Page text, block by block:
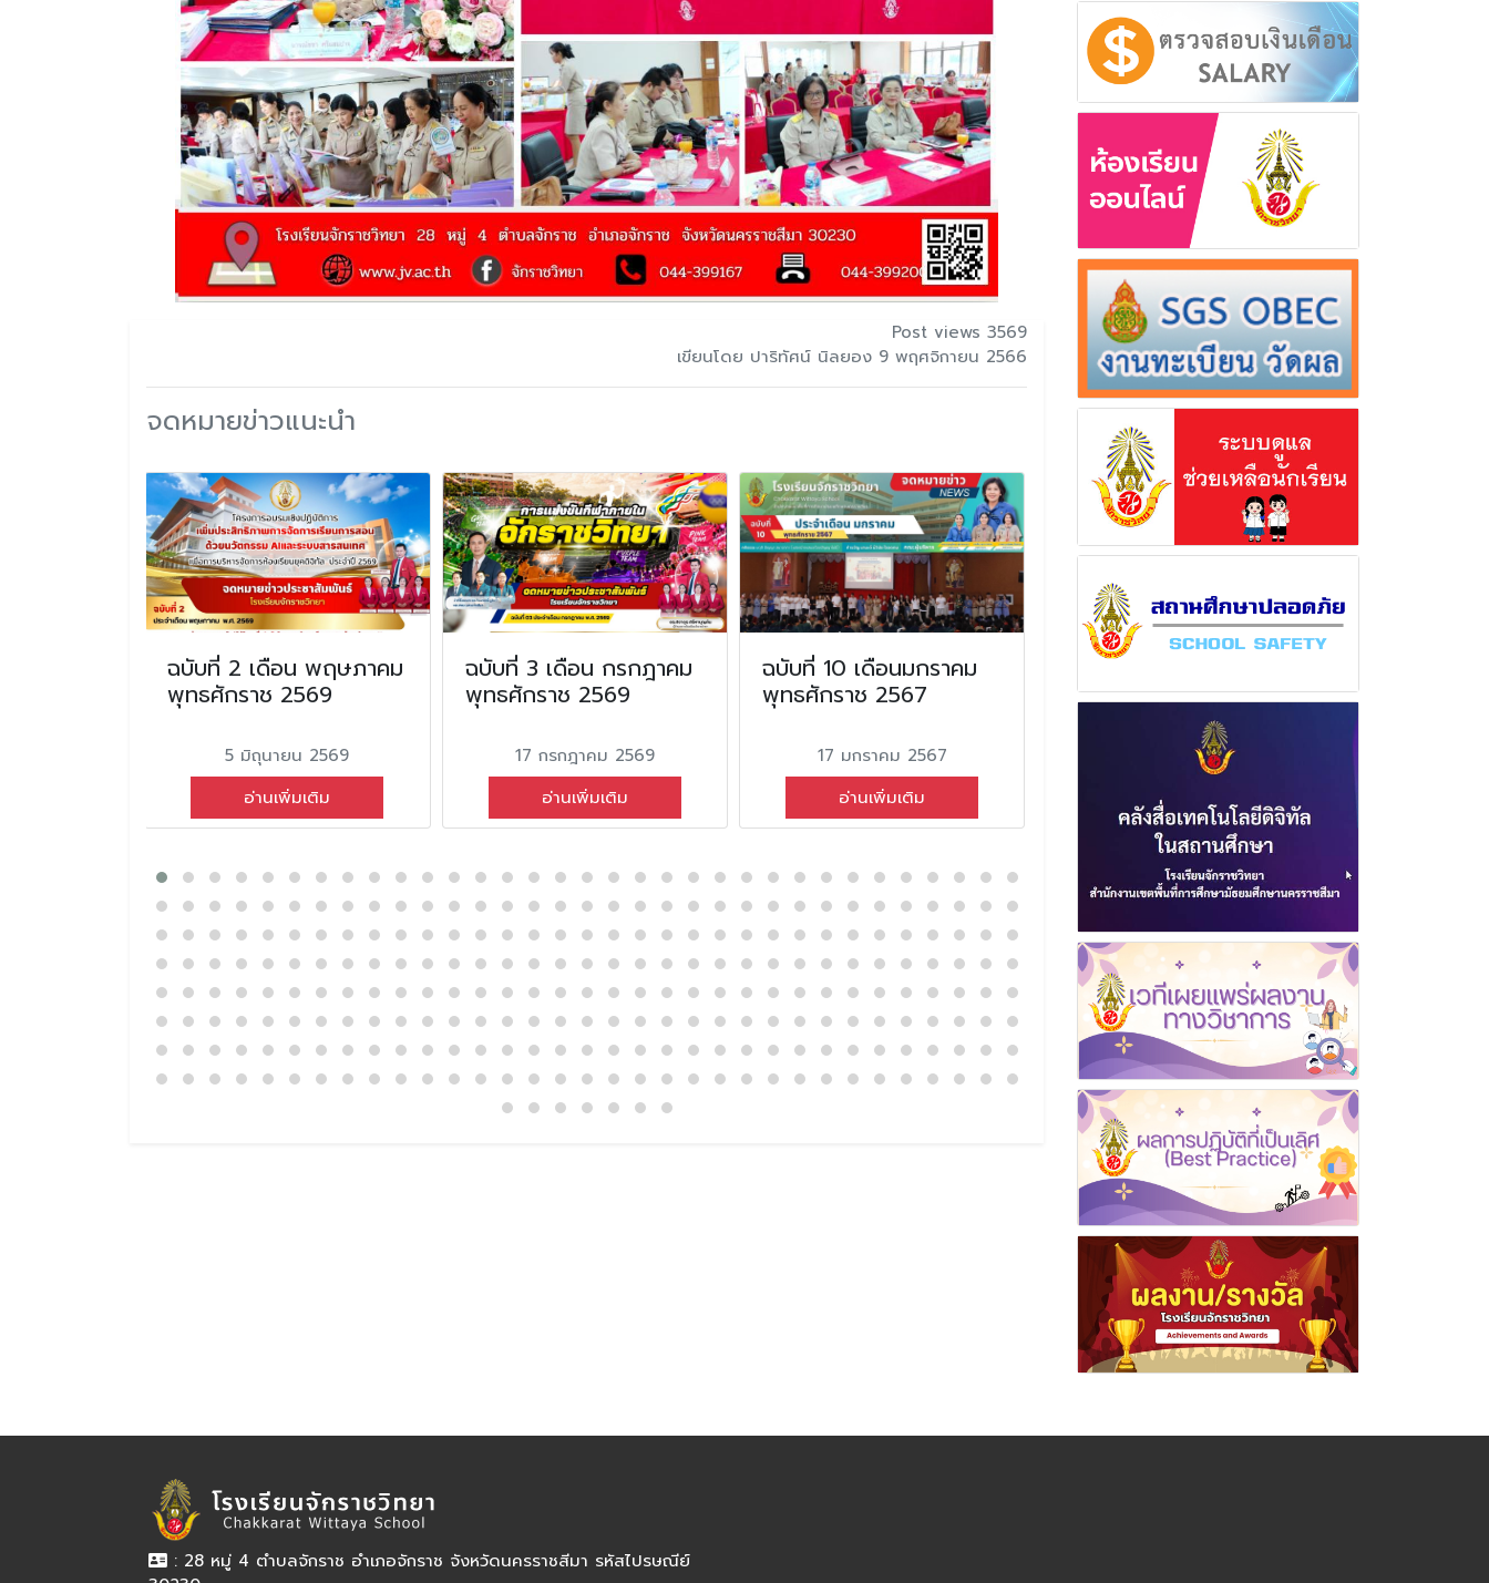
Post views 3569
เขียนโดย ปาริทัศน์ นิลยอง 9 พฤศจิกายน 2566
จดหมายข่าวแนะนำ
ฉบับที่ 2 เดือน พฤษภาคม
พุทธศักราช 2569
5 มิถุนายน 2569
อ่านเพิ่มเติม
ฉบับที่ 3 เดือน กรกฎาคม
พุทธศักราช 2569
17 กรกฎาคม 2569
อ่านเพิ่มเติม
ฉบับที่ 10 เดือนมกราคม
พุทธศักราช 2567
17 มกราคม 2567
อ่านเพิ่มเติม
ฉบับที่ 5 เดือนพฤศจิกายน
พุทธศักราช 2565
21 มีนาคม 2566
อ่านเพิ่มเติม
พุทธศักราช
: 28 หมู่ 4 ตำบลจักราช อำเภอจักราช จังหวัดนครราชสีมา รหัสไปรษณีย์